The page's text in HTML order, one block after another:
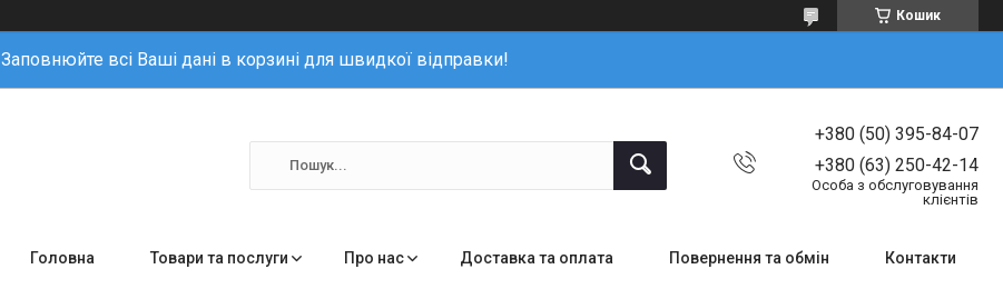
Кошик
Заповнюйте всі Ваші дані в корзині для швидкої відправки!
+380 (50) 395-84-07
+380 (63) 250-42-14
Особа з обслуговування
клієнтів
Головна Товари та послуги Про нас Доставка та оплата Повернення та обмін Контакти